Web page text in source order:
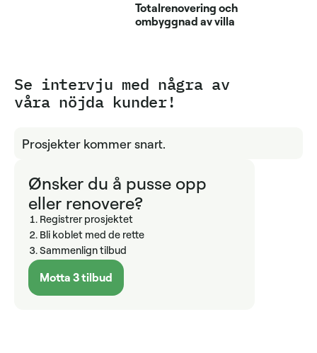
Totalrenovering och
ombyggnad av villa
Se intervju med några av
våra nöjda kunder!
Prosjekter kommer snart.
Ønsker du å pusse opp
eller renovere?
Registrer prosjektet
Bli koblet med de rette
Sammenlign tilbud
Motta 3 tilbud